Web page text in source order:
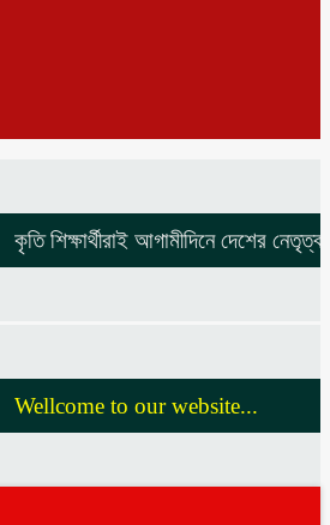
কৃতি শিক্ষার্থীরাই আগামীদিনে দেশের নেতৃত্ব
Wellcome to our website...